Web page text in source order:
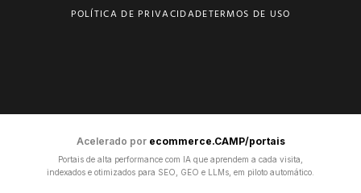
POLÍTICA DE PRIVACIDADETERMOS DE USO
Acelerado por ecommerce.CAMP/portais
Portais de alta performance com IA que aprendem a cada visita,
indexados e otimizados para SEO, GEO e LLMs, em piloto automático.